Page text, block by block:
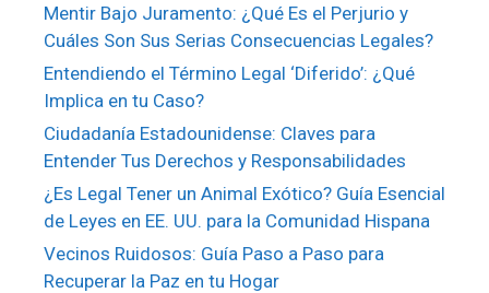
Mentir Bajo Juramento: ¿Qué Es el Perjurio y
Cuáles Son Sus Serias Consecuencias Legales?
Entendiendo el Término Legal ‘Diferido’: ¿Qué
Implica en tu Caso?
Ciudadanía Estadounidense: Claves para
Entender Tus Derechos y Responsabilidades
¿Es Legal Tener un Animal Exótico? Guía Esencial
de Leyes en EE. UU. para la Comunidad Hispana
Vecinos Ruidosos: Guía Paso a Paso para
Recuperar la Paz en tu Hogar